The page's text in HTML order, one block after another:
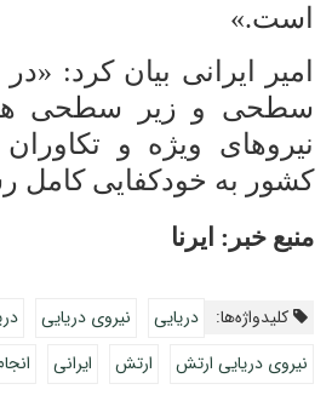
است.»
امیر ایرانی بیان کرد:
سطحی و زیر سطحی
نیروهای ویژه و تکاوران
کشور به خودکفایی کامل
منبع خبر: ایرنا
کلیدواژه‌ها: دریایی نیروی دریایی
نیروی دریایی ارتش
ارتش ایرانی